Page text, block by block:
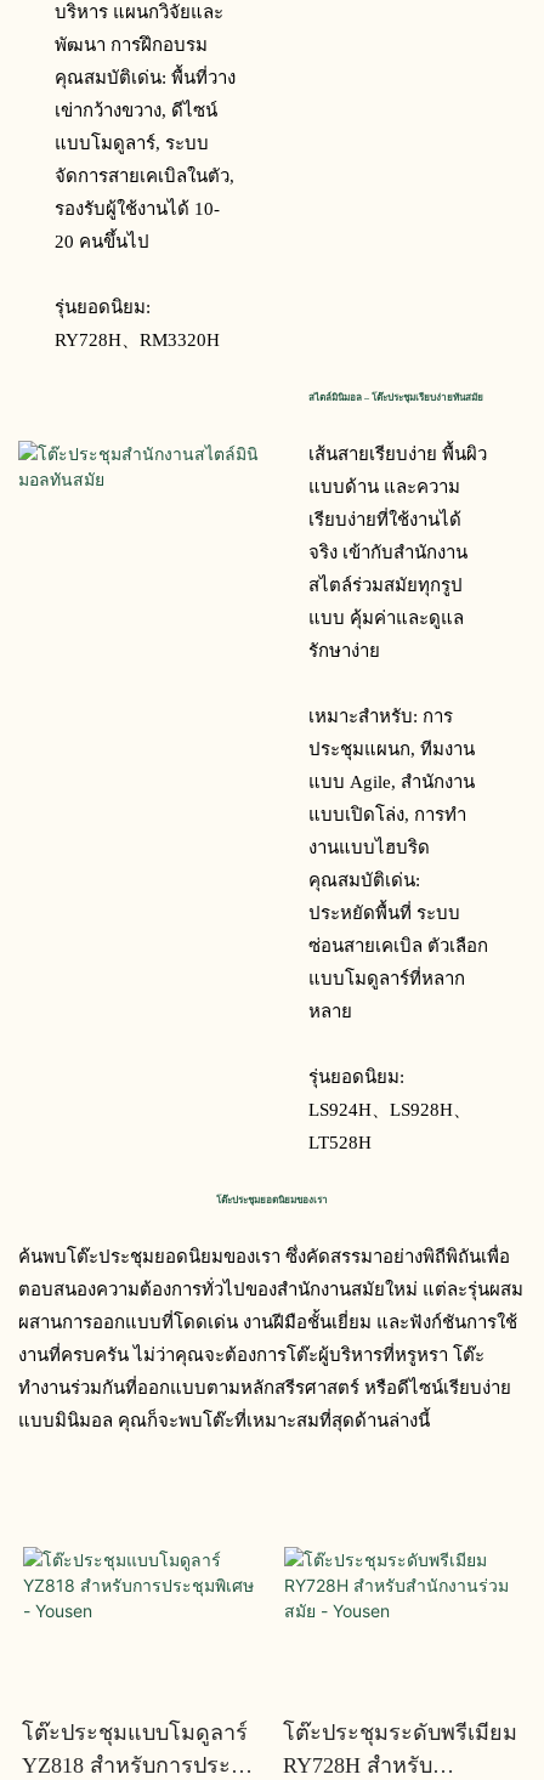
บริหาร แผนกวิจัยและ
พัฒนา การฝึกอบรม
คุณสมบัติเด่น: พื้นที่วาง
เข่ากว้างขวาง, ดีไซน์
แบบโมดูลาร์, ระบบ
จัดการสายเคเบิลในตัว,
รองรับผู้ใช้งานได้ 10-
20 คนขึ้นไป
รุ่นยอดนิยม:
RY728H、 RM3320H
สไตล์มินิมอล – โต๊ะประชุมเรียบง่ายทันสมัย
เส้นสายเรียบง่าย พื้นผิว
แบบด้าน และความ
เรียบง่ายที่ใช้งานได้
จริง เข้ากับสำนักงาน
สไตล์ร่วมสมัยทุกรูป
แบบ คุ้มค่าและดูแล
รักษาง่าย
เหมาะสำหรับ: การ
ประชุมแผนก, ทีมงาน
แบบ Agile, สำนักงาน
แบบเปิดโล่ง, การทำ
งานแบบไฮบริด
คุณสมบัติเด่น:
ประหยัดพื้นที่ ระบบ
ซ่อนสายเคเบิล ตัวเลือก
แบบโมดูลาร์ที่หลาก
หลาย
รุ่นยอดนิยม:
LS924H、 LS928H、
LT528H
โต๊ะประชุมยอดนิยมของเรา
ค้นพบโต๊ะประชุมยอดนิยมของเรา ซึ่งคัดสรรมาอย่างพิถีพิถันเพื่อ
ตอบสนองความต้องการทั่วไปของสำนักงานสมัยใหม่ แต่ละรุ่นผสม
ผสานการออกแบบที่โดดเด่น งานฝีมือชั้นเยี่ยม และฟังก์ชันการใช้
งานที่ครบครัน ไม่ว่าคุณจะต้องการโต๊ะผู้บริหารที่หรูหรา โต๊ะ
ทำงานร่วมกันที่ออกแบบตามหลักสรีรศาสตร์ หรือดีไซน์เรียบง่าย
แบบมินิมอล คุณก็จะพบโต๊ะที่เหมาะสมที่สุดด้านล่างนี้
โต๊ะประชุมแบบโมดูลาร์
YZ818 สำหรับการประชุม
โต๊ะประชุมระดับพรีเมียม
RY728H สำหรับ